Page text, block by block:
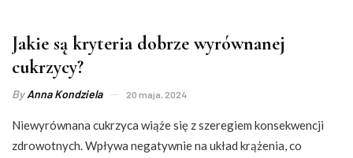
Jakie są kryteria dobrze wyrównanej
cukrzycy?
ByAnna Kondziela 20 maja, 2024
Niewyrównana cukrzyca wiąże się z szeregiem konsekwencji
zdrowotnych. Wpływa negatywnie na układ krążenia, co